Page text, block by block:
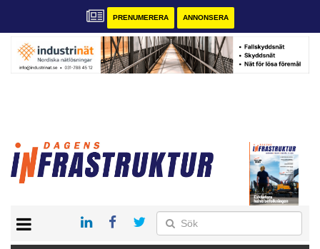
PRENUMERERA ANNONSERA